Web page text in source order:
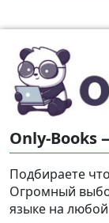
Only-
Подбираете
Огромный
языке на любой